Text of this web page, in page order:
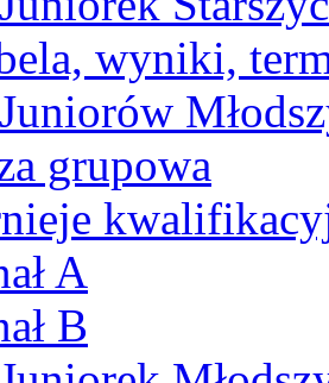
wyniki,
grupowa
A
B